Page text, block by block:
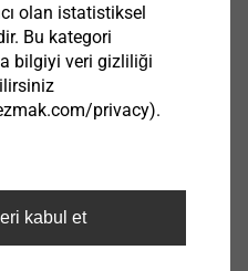
olan istatistiksel
Bu kategori
bilgiyi veri gizliliği
privacy).
kabul et